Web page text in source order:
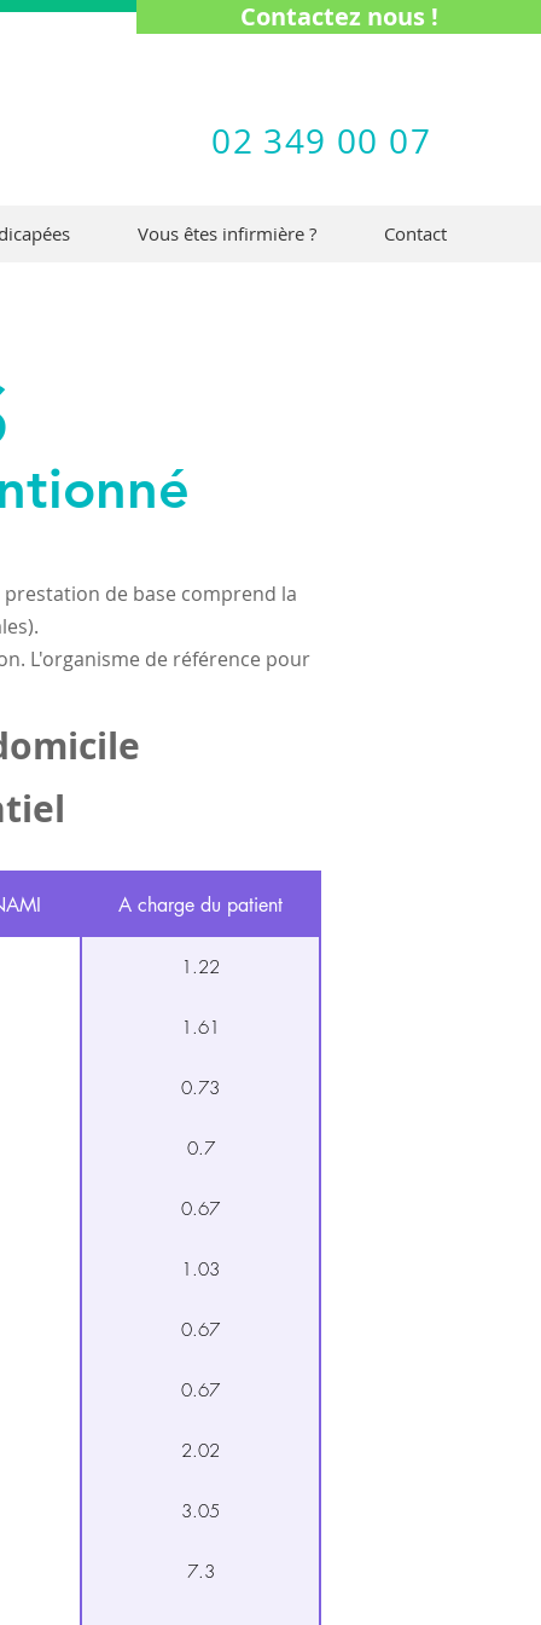
Contactez nous !
02 349 00 07
Vous êtes infirmière ? Contact
de base comprend la
L'organisme de référence pour
A charge du patient
1.22
1.61
0.73
0.7
0.67
1.03
0.67
0.67
2.02
3.05
7.3